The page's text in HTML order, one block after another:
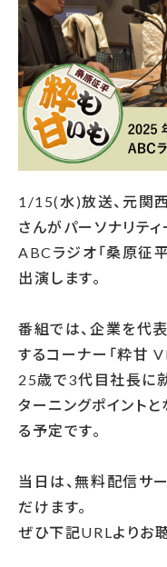
1/15(水)放送、元関
さんがパーソナリティ
ABCラジオ「桑原征
出演します。
番組では、企業を代
するコーナー「粋甘
25歳で3代目社長に
ターニングポイント
る予定です。
当日は、無料配信サ
だけます。
ぜひ下記URLよりお聴